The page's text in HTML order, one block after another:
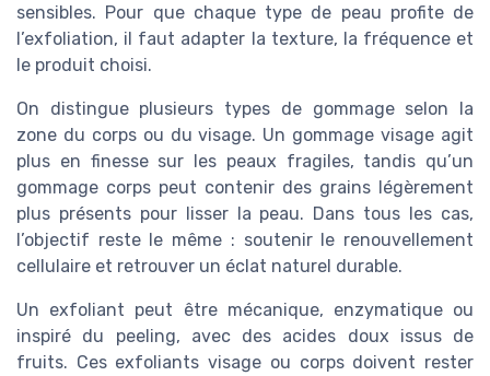
sensibles. Pour que chaque type de peau profite de
l’exfoliation, il faut adapter la texture, la fréquence et
le produit choisi.
On distingue plusieurs types de gommage selon la
zone du corps ou du visage. Un gommage visage agit
plus en finesse sur les peaux fragiles, tandis qu’un
gommage corps peut contenir des grains légèrement
plus présents pour lisser la peau. Dans tous les cas,
l’objectif reste le même : soutenir le renouvellement
cellulaire et retrouver un éclat naturel durable.
Un exfoliant peut être mécanique, enzymatique ou
inspiré du peeling, avec des acides doux issus de
fruits. Ces exfoliants visage ou corps doivent rester